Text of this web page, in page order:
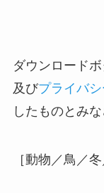
ダウンロード
及びプライバ
したものとみな
［動物／鳥／